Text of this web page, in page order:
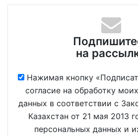
на
Нажимая кнопку
согласие на обработку
данных в соответствии с
Казахстан от 21 мая 2013
персональных данных и